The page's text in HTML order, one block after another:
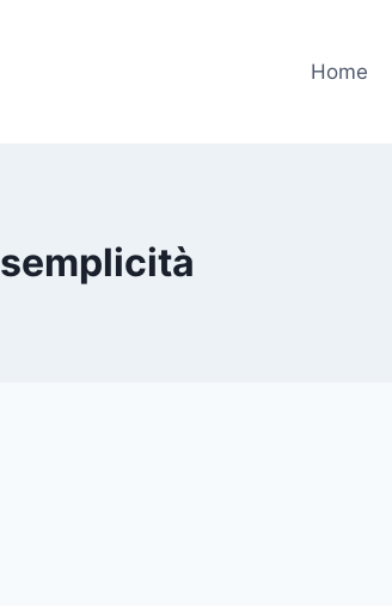
Home
semplicità